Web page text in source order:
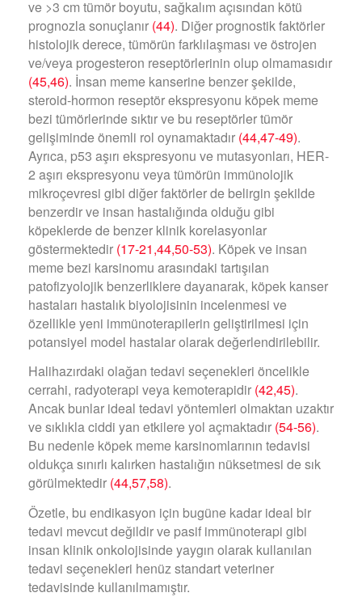
ve >3 cm tümör boyutu, sağkalım açısından kötü
prognozla sonuçlanır (44). Diğer prognostik faktörler
histolojik derece, tümörün farklılaşması ve östrojen
ve/veya progesteron reseptörlerinin olup olmamasıdır
(45,46). İnsan meme kanserine benzer şekilde,
steroid-hormon reseptör ekspresyonu köpek meme
bezi tümörlerinde sıktır ve bu reseptörler tümör
gelişiminde önemli rol oynamaktadır (44,47-49).
Ayrıca, p53 aşırı ekspresyonu ve mutasyonları, HER-
2 aşırı ekspresyonu veya tümörün immünolojik
mikroçevresi gibi diğer faktörler de belirgin şekilde
benzerdir ve insan hastalığında olduğu gibi
köpeklerde de benzer klinik korelasyonlar
göstermektedir (17-21,44,50-53). Köpek ve insan
meme bezi karsinomu arasındaki tartışılan
patofizyolojik benzerliklere dayanarak, köpek kanser
hastaları hastalık biyolojisinin incelenmesi ve
özellikle yeni immünoterapilerin geliştirilmesi için
potansiyel model hastalar olarak değerlendirilebilir.
Halihazırdaki olağan tedavi seçenekleri öncelikle
cerrahi, radyoterapi veya kemoterapidir (42,45).
Ancak bunlar ideal tedavi yöntemleri olmaktan uzaktır
ve sıklıkla ciddi yan etkilere yol açmaktadır (54-56).
Bu nedenle köpek meme karsinomlarının tedavisi
oldukça sınırlı kalırken hastalığın nüksetmesi de sık
görülmektedir (44,57,58).
Özetle, bu endikasyon için bugüne kadar ideal bir
tedavi mevcut değildir ve pasif immünoterapi gibi
insan klinik onkolojisinde yaygın olarak kullanılan
tedavi seçenekleri henüz standart veteriner
tedavisinde kullanılmamıştır.